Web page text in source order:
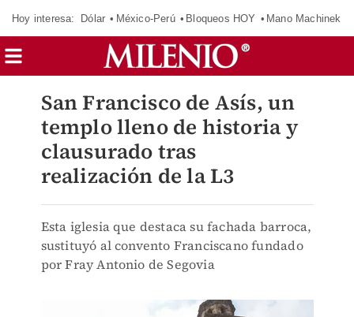
Hoy interesa: Dólar México-Perú Bloqueos HOY Mano Machinek
San Francisco de Asís, un
templo lleno de historia y
clausurado tras
realización de la L3
Esta iglesia que destaca su fachada barroca,
sustituyó al convento Franciscano fundado
por Fray Antonio de Segovia